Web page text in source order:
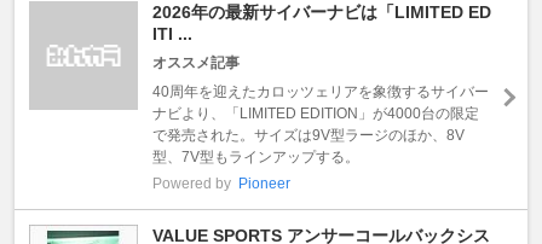
2026年の最新サイバーナビは「LIMITED ED
ITI ...
オススメ記事
40周年を迎えたカロッツェリアを象徴するサイバー
ナビより、「LIMITED EDITION」が4000台の限定
で発売された。サイズは9V型ラージのほか、8V
型、7V型もラインアップする。
Powered by Pioneer
VALUE SPORTS アンサーコールバックシス